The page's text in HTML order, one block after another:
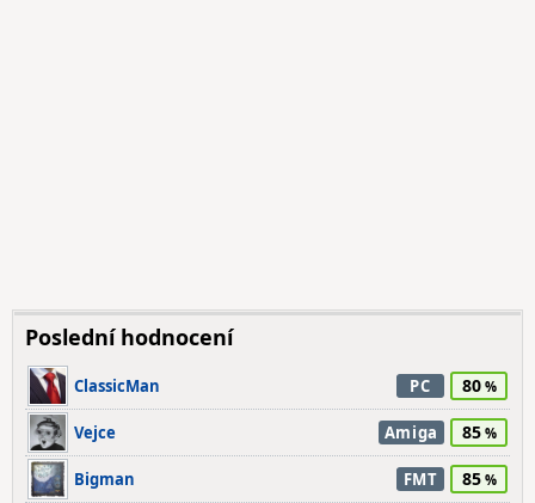
Poslední hodnocení
ClassicMan PC 80
Vejce Amiga 85
Bigman FMT 85